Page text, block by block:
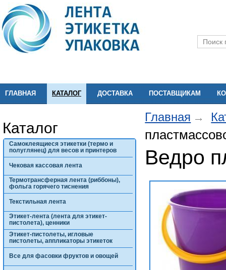
ГЛАВНАЯ КАТАЛОГ ДОСТАВКА ПОСТАВЩИКАМ
Каталог
Самоклеящиеся этикетки (термо и
полуглянец) для весов и принтеров
Чековая кассовая лента
Термотрансферная лента (риббоны),
фольга горячего тиснения
Текстильная лента
Этикет-лента (лента для этикет-
пистолета), ценники
Этикет-пистолеты, игловые
пистолеты, аппликаторы этикеток
Все для фасовки фруктов и овощей
Главная
Ведро